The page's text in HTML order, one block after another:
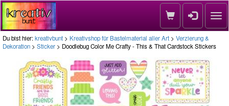
Du bist hier:kreativbunt > Kreativshop für Bastelmaterial aller Art > Verzierung &
Dekoration > Sticker > Doodlebug Color Me Crafty - This & That Cardstock Stickers